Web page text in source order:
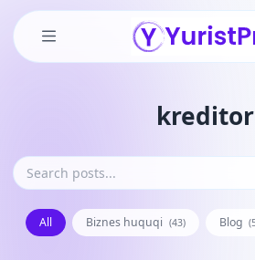
kreditor
All Biznes huquqi (43) Blog